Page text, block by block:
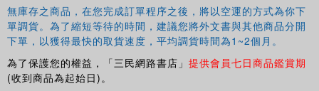
無庫存之商品，在您完成訂單程序之後，將以空運的方式為你下
單調貨。為了縮短等待的時間，建議您將外文書與其他商品分開
下單，以獲得最快的取貨速度，平均調貨時間為1~2個月。
為了保護您的權益，「三民網路書店」 提供會員七日商品鑑賞期
(收到商品為起始日)。